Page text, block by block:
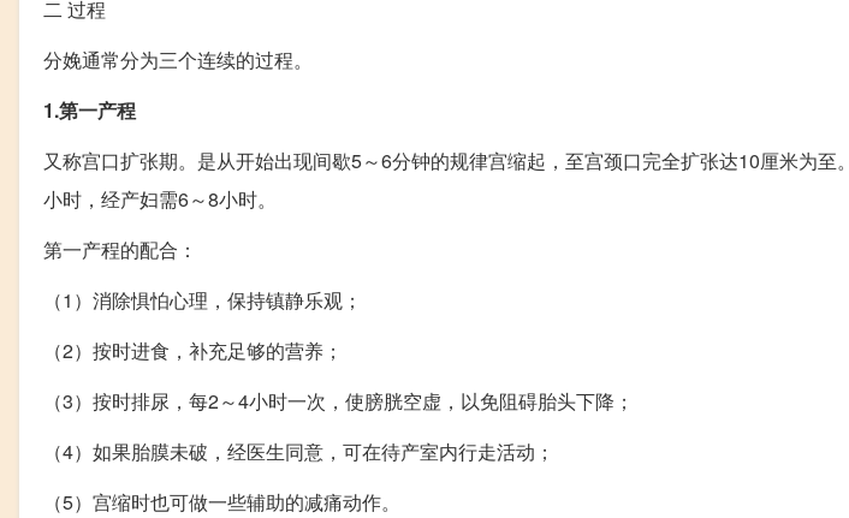
二 过程
分娩通常分为三个连续的过程。
1.第一产程
又称宫口扩张期。是从开始出现间歇5～6分钟的规律宫缩起，至宫颈口完全扩张达10厘米为
小时，经产妇需6～8小时。
第一产程的配合：
（1）消除惧怕心理，保持镇静乐观；
（2）按时进食，补充足够的营养；
（3）按时排尿，每2～4小时一次，使膀胱空虚，以免阻碍胎头下降；
（4）如果胎膜未破，经医生同意，可在待产室内行走活动；
（5）宫缩时也可做一些辅助的减痛动作。